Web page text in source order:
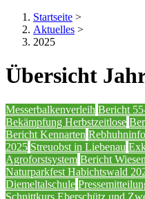
Startseite >
Aktuelles >
2025
Übersicht
Messerbalkenverleih Bericht
Bekämpfung Herbstzeitlose
Bericht Kennarten
2025 Streuobst in Liebenau
Agroforstsystem Bericht
Naturparkfest Habichtswald
Diemeltalschule
Schnittkurs Eberschütz und